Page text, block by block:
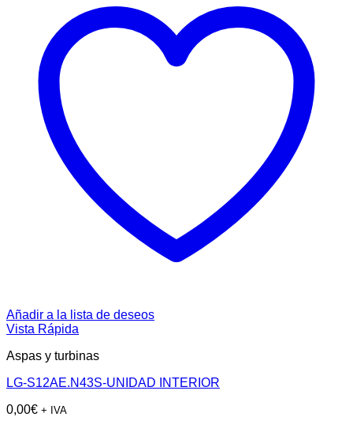
Añadir a la lista de deseos
Vista Rápida
Aspas y turbinas
LG-S12AE.N43S-UNIDAD INTERIOR
0,00€ + IVA